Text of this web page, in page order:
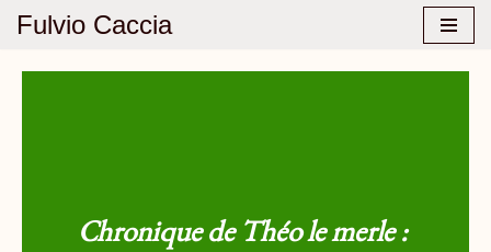
Fulvio Caccia
Chronique de Théo le merle :